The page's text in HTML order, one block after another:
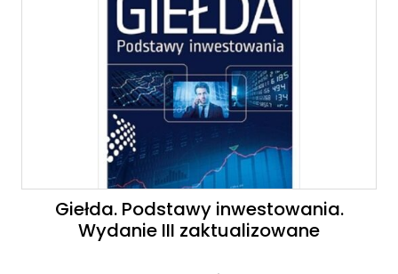
Giełda. Podstawy inwestowania.
Wydanie III zaktualizowane